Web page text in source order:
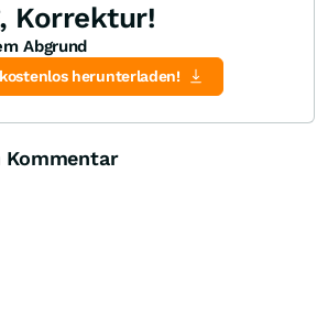
Korrektur!
Abgrund
herunterladen!
Kommentar